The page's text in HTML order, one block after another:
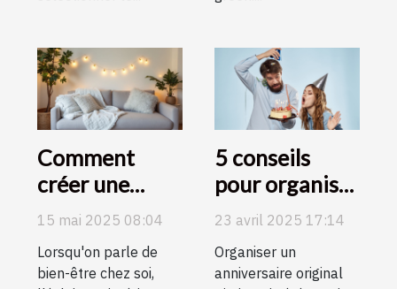
Comment
créer une
ambiance
avec des
15 mai 2025 08:04
Lorsqu'on parle de
bien-être chez soi,
5 conseils
pour organiser
les meilleurs
d’anniversaire
23 avril 2025 17:14
Organiser un
anniversaire original